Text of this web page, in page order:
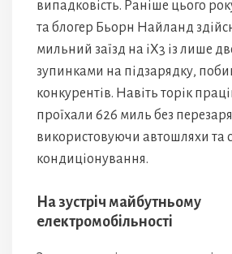
випадковість. Раніше цього
та блогер Бьорн Найланд
мильний заїзд на iX3 із лише
зупинками на підзарядку,
конкурентів. Навіть торік
проїхали 626 миль без
використовуючи автошляхи та
кондиціонування.
На зустріч майбутньому
електромобільності